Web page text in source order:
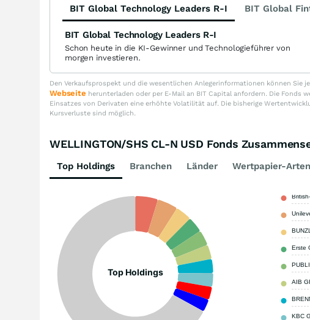
BIT Global Technology Leaders R-I BIT Global
BIT Global Technology Leaders R-I
Schon heute in die KI-Gewinner und Technologieführer von
morgen investieren.
Den Verkaufsprospekt und die wesentlichen Anlegerinformationen können Sie
Webseite herunterladen oder per E-Mail an BIT Capital anfordern. Die Fonds
Einsatzes von Derivaten eine erhöhte Volatilität auf. Die bisherige
Kursverluste sind möglich.
WELLINGTON/SHS CL-N USD Fonds
Top Holdings Branchen Länder Wertpapier-Arten
Top Holdings
Erste
AIB
KBC